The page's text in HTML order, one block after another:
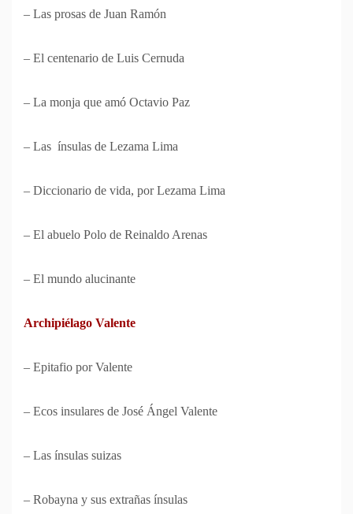
– Las prosas de Juan Ramón
– El centenario de Luis Cernuda
– La monja que amó Octavio Paz
– Las ínsulas de Lezama Lima
– Diccionario de vida, por Lezama Lima
– El abuelo Polo de Reinaldo Arenas
– El mundo alucinante
Archipiélago Valente
– Epitafio por Valente
– Ecos insulares de José Ángel Valente
– Las ínsulas suizas
– Robayna y sus extrañas ínsulas